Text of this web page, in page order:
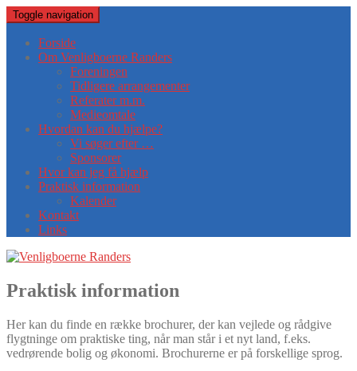
Toggle navigation
Forside
Om Venligboerne Randers
Foreningen
Tidligere arrangementer
Referater m.m.
Medieomtale
Hvordan kan du hjælpe?
Vi søger efter …
Sponsorer
Hvor kan jeg få hjælp
Praktisk information
Kalender
Kontakt
Links
Praktisk information
Her kan du finde en række brochurer, der kan vejlede og rådgive
flygtninge om praktiske ting, når man står i et nyt land, f.eks.
vedrørende bolig og økonomi. Brochurerne er på forskellige sprog.